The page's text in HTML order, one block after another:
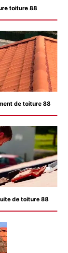
toiture 88
de toiture 88
de toiture 88